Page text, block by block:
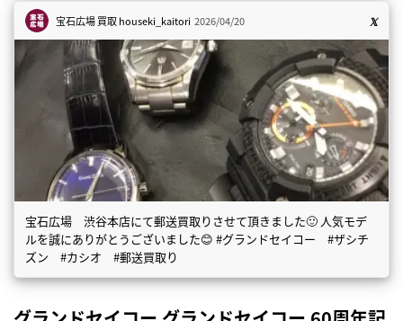
宝石広場 買取houseki_kaitori 2026/04/20
宝石広場 渋谷本店にて郵送買取りさせて頂きました🙂 人気モデ
ルを誠にありがとうございました😊 #グランドセイコー #ザシチ
ズン #カシオ #郵送買取り